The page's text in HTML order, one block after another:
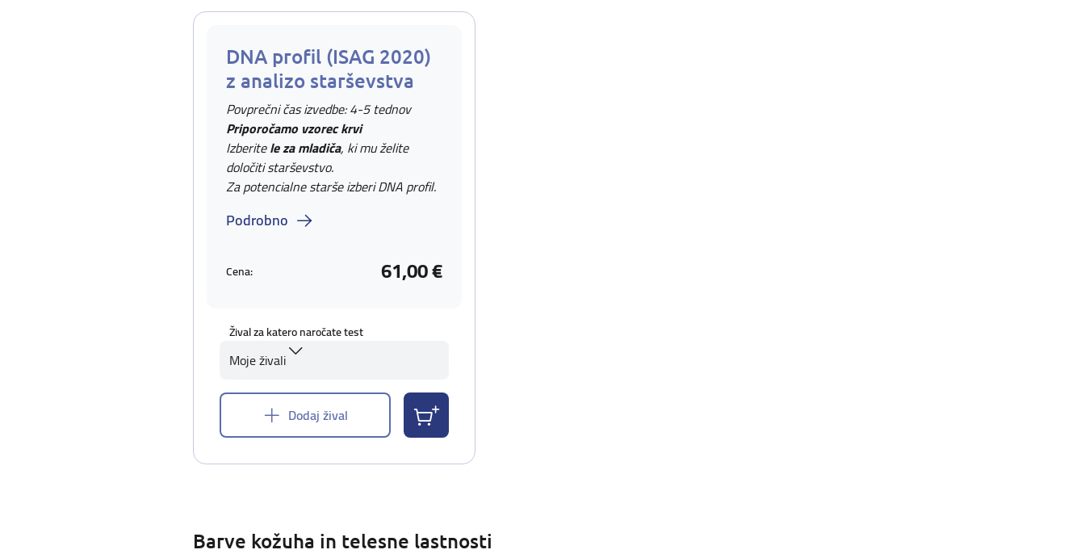
DNA profil (ISAG 2020)
z analizo starševstva
Povprečni čas izvedbe: 4-5 tednov
Priporočamo vzorec krvi
Izberitele za mladiča, ki mu želite
določiti starševstvo.
Za potencialne starše izberi DNA profil.
Podrobno
Cena: 61,00 €
Žival za katero naročate test
Moje živali
Dodaj žival
Barve kožuha in telesne lastnosti